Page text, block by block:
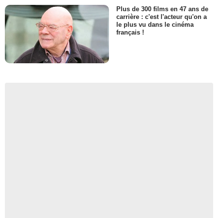
Plus de 300 films en 47 ans de
carrière : c'est l'acteur qu'on a
le plus vu dans le cinéma
français !